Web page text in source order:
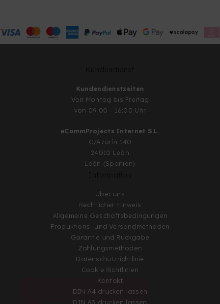
Kundendienstzeiten
Von Montag bis Freitag
von 09:00 - 16:00 Uhr
eCommProjects Internet S.L.
C/Azorín 140
24010 León
León (Spanien)
Über uns
Rechtlicher Hinweis
Allgemeine Geschäftsbedingungen
Produktions- und Versandmethoden
Garantie und Rückgabe
Zahlungsmethoden
Datenschutzrichtlinie
Cookie Richtlinien
Kontakt
DIN A4 drucken lassen
DIN A3 drucken lassen